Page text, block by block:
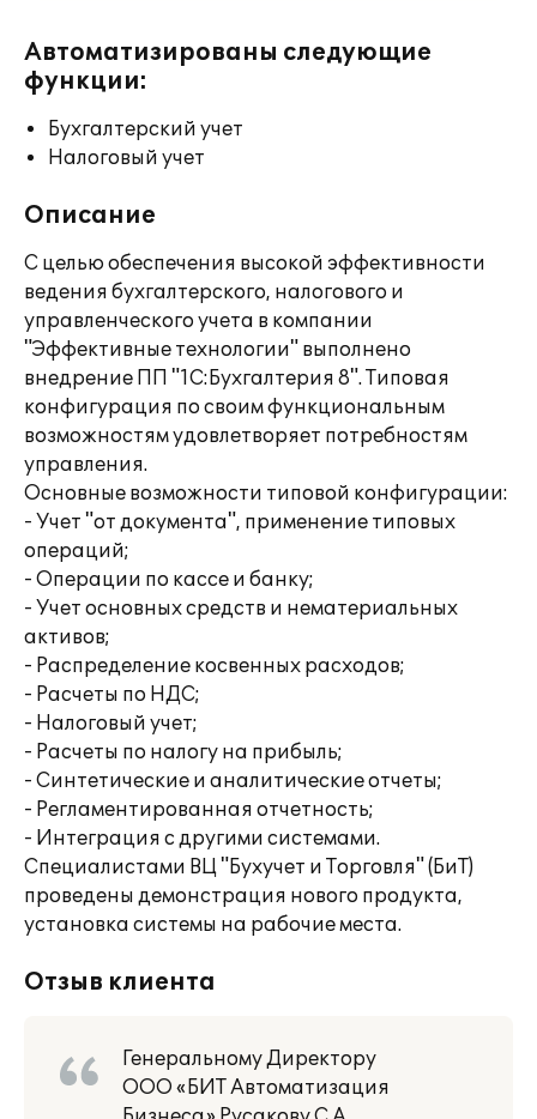
Автоматизированы следующие
функции:
Бухгалтерский учет
Налоговый учет
Описание
С целью обеспечения высокой эффективности
ведения бухгалтерского, налогового и
управленческого учета в компании
"Эффективные технологии" выполнено
внедрение ПП "1С:Бухгалтерия 8". Типовая
конфигурация по своим функциональным
возможностям удовлетворяет потребностям
управления.
Основные возможности типовой конфигурации:
- Учет "от документа", применение типовых
операций;
- Операции по кассе и банку;
- Учет основных средств и нематериальных
активов;
- Распределение косвенных расходов;
- Расчеты по НДС;
- Налоговый учет;
- Расчеты по налогу на прибыль;
- Синтетические и аналитические отчеты;
- Регламентированная отчетность;
- Интеграция с другими системами.
Специалистами ВЦ "Бухучет и Торговля" (БиТ)
проведены демонстрация нового продукта,
установка системы на рабочие места.
Отзыв клиента
Генеральному Директору
ООО «БИТ Автоматизация